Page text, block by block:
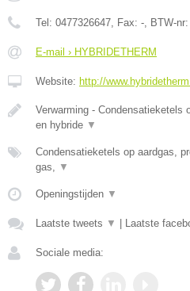
Tel: 0477326647, Fax: -, BTW-nr:
E-mail › HYBRIDETHERM
Website: http://
Verwarming - Condensatieketels
en hybride ▼
Condensatieketels op aardgas,
gas, ▼
Openingstijden ▼
Laatste tweets ▼ Laatste
Sociale media: